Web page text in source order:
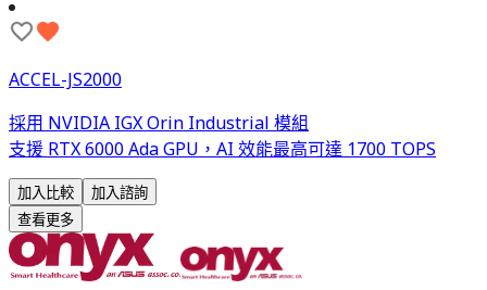
ACCEL-JS2000
採用 NVIDIA IGX Orin Industrial 模組
支援 RTX 6000 Ada GPU，AI 效能最高可達 1700 TOPS
加入比較
加入諮詢
查看更多